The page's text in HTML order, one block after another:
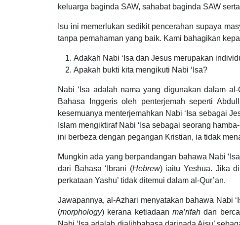
keluarga baginda SAW, sahabat baginda SAW
Isu ini memerlukan sedikit pencerahan supaya
tanpa pemahaman yang baik. Kami bahagikan
Adakah Nabi ‘Isa dan Jesus merupakan
Apakah bukti kita mengikuti Nabi ‘Isa?
Nabi ‘Isa adalah nama yang digunakan dalam
Bahasa Inggeris oleh penterjemah seperti
kesemuanya menterjemahkan Nabi ‘Isa sebagai
Islam mengiktiraf Nabi ‘Isa sebagai seorang
ini berbeza dengan pegangan Kristian, ia tidak
Mungkin ada yang berpandangan bahawa Nabi
dari Bahasa ‘Ibrani (Hebrew) iaitu Yeshua. Jika
perkataan Yashu’ tidak ditemui dalam al-Qur’an.
Jawapannya, al-Azhari menyatakan bahawa Nabi
(morphology) kerana ketiadaan ma’rifahdan